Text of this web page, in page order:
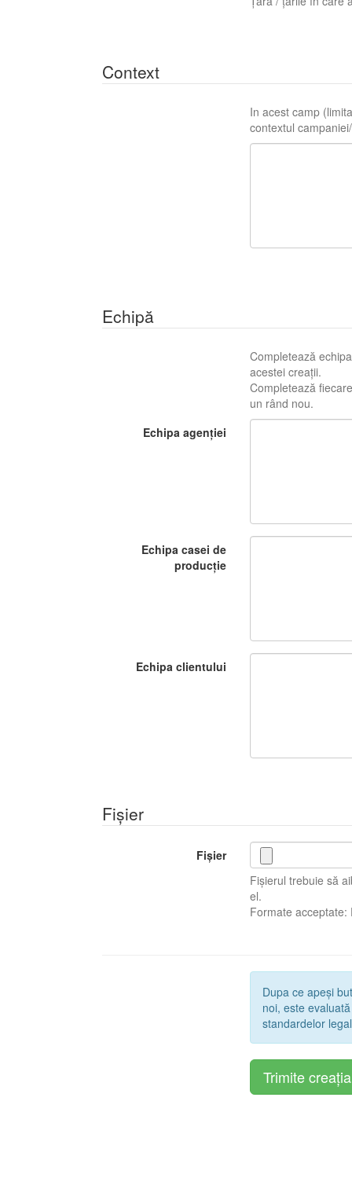
Context
In acest camp
contextul
Echipă
Completează
acestei creații.
Completează
un rând nou.
Echipa agenției
Echipa casei de
producție
Echipa clientului
Fișier
Fișier
Fișierul trebuie să
el.
Formate acceptate:
Dupa ce apeși
noi, este
standardelor